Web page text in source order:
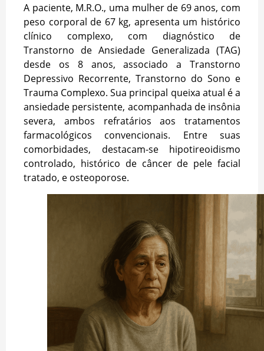
A paciente, M.R.O., uma mulher de 69 anos, com
peso corporal de 67 kg, apresenta um histórico
clínico complexo, com diagnóstico de
Transtorno de Ansiedade Generalizada (TAG)
desde os 8 anos, associado a Transtorno
Depressivo Recorrente, Transtorno do Sono e
Trauma Complexo. Sua principal queixa atual é a
ansiedade persistente, acompanhada de insônia
severa, ambos refratários aos tratamentos
farmacológicos convencionais. Entre suas
comorbidades, destacam-se hipotireoidismo
controlado, histórico de câncer de pele facial
tratado, e osteoporose.